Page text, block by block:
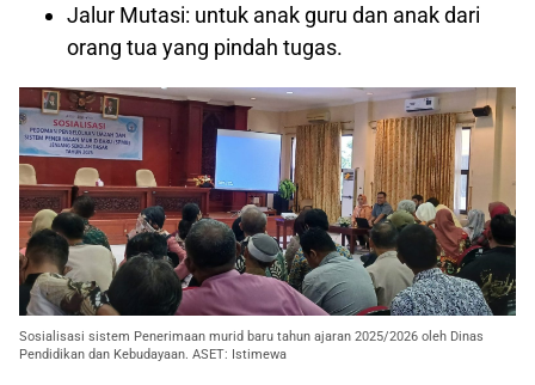
Jalur Mutasi: untuk anak guru dan anak dari
orang tua yang pindah tugas.
Sosialisasi sistem Penerimaan murid baru tahun ajaran 2025/2026 oleh Dinas
Pendidikan dan Kebudayaan. ASET: Istimewa